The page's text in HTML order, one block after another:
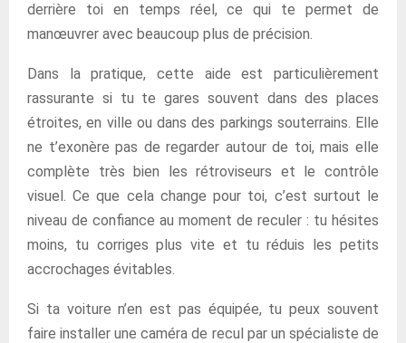
derrière toi en temps réel, ce qui te permet de
manœuvrer avec beaucoup plus de précision.
Dans la pratique, cette aide est particulièrement
rassurante si tu te gares souvent dans des places
étroites, en ville ou dans des parkings souterrains. Elle
ne t’exonère pas de regarder autour de toi, mais elle
complète très bien les rétroviseurs et le contrôle
visuel. Ce que cela change pour toi, c’est surtout le
niveau de confiance au moment de reculer : tu hésites
moins, tu corriges plus vite et tu réduis les petits
accrochages évitables.
Si ta voiture n’en est pas équipée, tu peux souvent
faire installer une caméra de recul par un spécialiste de